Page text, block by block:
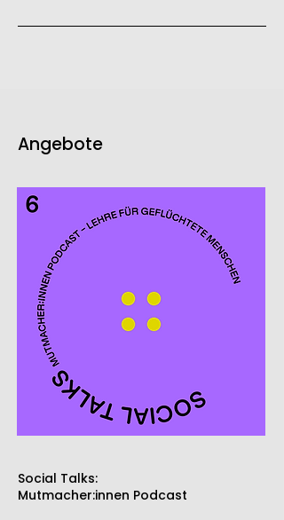
Angebote
Social Talks:
Mutmacher:innen Podcast